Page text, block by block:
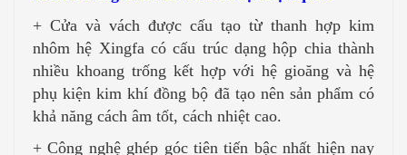
+ Cửa và vách được cấu tạo từ thanh hợp kim
nhôm hệ Xingfa có cấu trúc dạng hộp chia thành
nhiều khoang trống kết hợp với hệ gioăng và hệ
phụ kiện kim khí đồng bộ đã tạo nên sản phẩm có
khả năng cách âm tốt, cách nhiệt cao.
+ Công nghệ ghép góc tiên tiến bậc nhất hiện nay